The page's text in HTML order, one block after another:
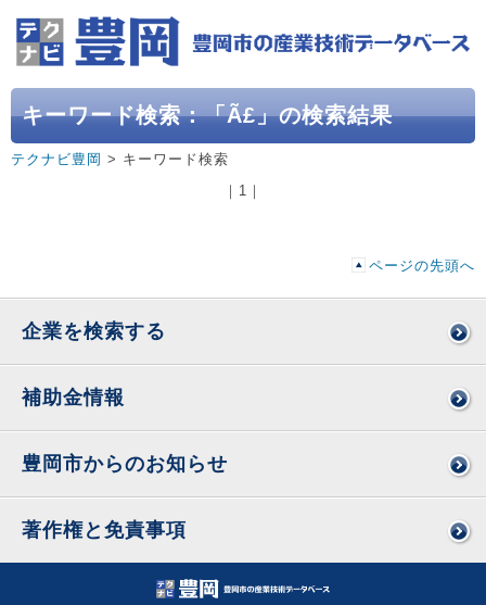
キーワード検索：「Ã£」の検索結果
テクナビ豊岡 > キーワード検索
｜ 1 ｜
ページの先頭へ
企業を検索する
補助金情報
豊岡市からのお知らせ
著作権と免責事項